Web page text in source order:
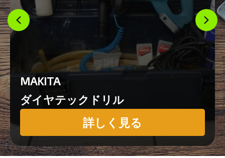
MAKITA
ダイヤテックドリル
詳しく見る